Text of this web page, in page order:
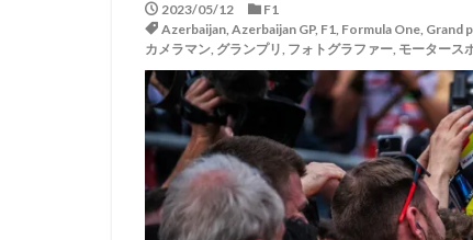
2023/05/12
F1
Azerbaijan, Azerbaijan GP, F1, Formula One, Grand
カメラマン, グランプリ, フォトグラファー, モータース